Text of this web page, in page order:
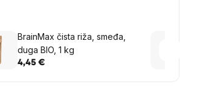
BrainMax čista riža, smeđa,
duga BIO, 1 kg
4,45 €